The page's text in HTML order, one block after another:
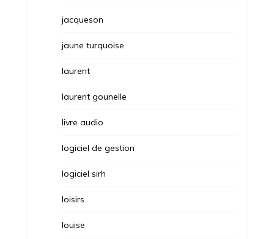
jacqueson
jaune turquoise
laurent
laurent gounelle
livre audio
logiciel de gestion
logiciel sirh
loisirs
louise